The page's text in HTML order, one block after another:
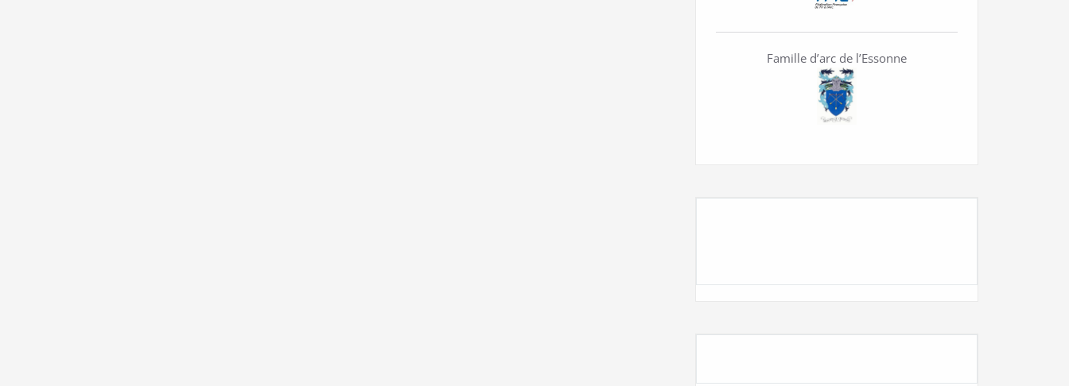
Famille d’arc de l’Essonne